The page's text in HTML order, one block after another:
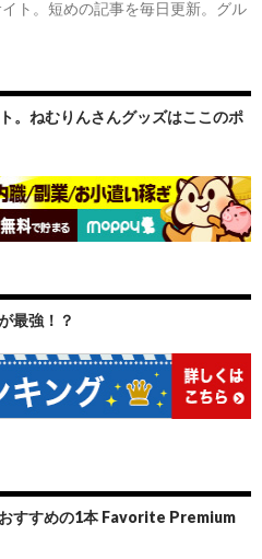
ト。短めの記事を毎日更新。グル
。ねむりんさんグッズはここのポ
最強！？
すすめの1本 Favorite Premium